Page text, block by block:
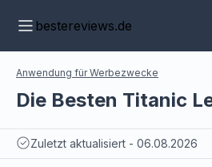
bestereviews.de
Anwendung für Werbezwecke
Die Besten Titanic
Zuletzt aktualisiert - 06.08.2026